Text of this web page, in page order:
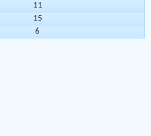
11
15
6